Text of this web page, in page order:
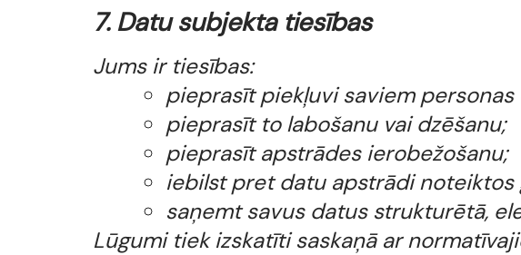
7. Datu subjekta tiesības
Jums ir tiesības:
pieprasīt piekļuvi saviem personas
pieprasīt to labošanu vai dzēšanu;
pieprasīt apstrādes ierobežošanu;
iebilst pret datu apstrādi noteiktos
saņemt savus datus strukturētā,
Lūgumi tiek izskatīti saskaņā ar